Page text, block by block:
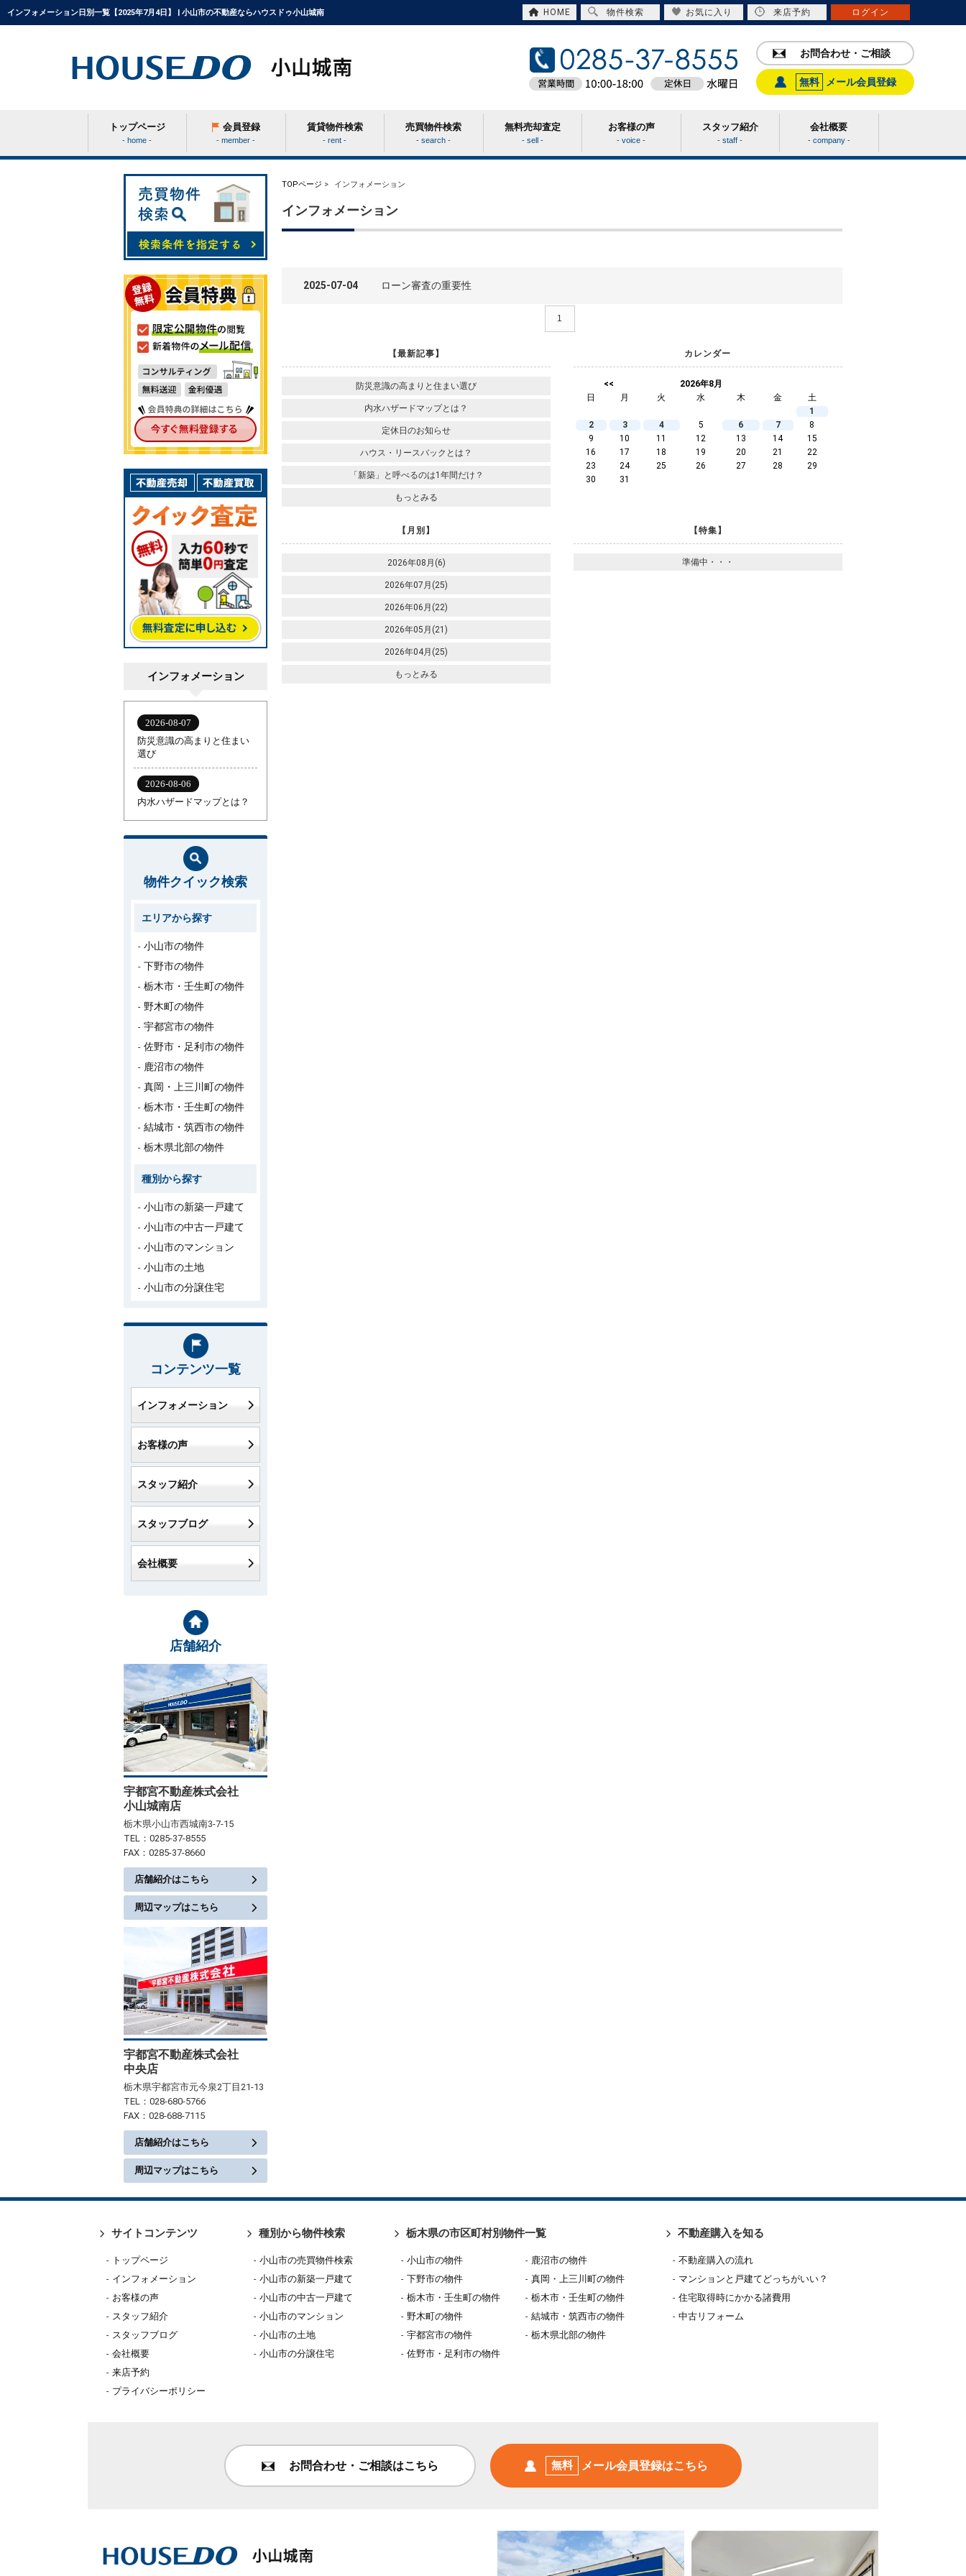
インフォメーション日別一覧【2025年7月4日】 | 小山市の不動産ならハウスドゥ小山城南 HOME 物件検索 お気に入り 来店予約 ログイン
お問合わせ・ご相談
無料 メール会員登録
トップページ
- home -
会員登録
- member -
賃貸物件検索
- rent -
売買物件検索
- search -
条件から探す
学区から探す
町名から探す
無料売却査定
- sell -
お客様の声
- voice -
スタッフ紹介
- staff -
会社概要
- company -
TOPページ > インフォメーション
インフォメーション
2025-07-04 ローン審査の重要性
1
【最新記事】
防災意識の高まりと住まい選び
内水ハザードマップとは？
定休日のお知らせ
ハウス・リースバックとは？
「新築」と呼べるのは1年間だけ？
もっとみる
カレンダー
<<
2026年8月
日
月 火 水 木 金
土
1
2
3 4 5 6 7
8
9
10 11 12 13 14
15
16
17 18 19 20 21
22
23
24 25 26 27 28
29
30
31
【月別】
2026年08月(6)
2026年07月(25)
2026年06月(22)
2026年05月(21)
2026年04月(25)
もっとみる
【特集】
準備中・・・
インフォメーション
物件クイック検索
エリアから探す
小山市の物件
下野市の物件
栃木市・壬生町の物件
野木町の物件
宇都宮市の物件
佐野市・足利市の物件
鹿沼市の物件
真岡・上三川町の物件
栃木市・壬生町の物件
結城市・筑西市の物件
栃木県北部の物件
種別から探す
小山市の新築一戸建て
小山市の中古一戸建て
小山市のマンション
小山市の土地
小山市の分譲住宅
コンテンツ一覧
インフォメーション
お客様の声
スタッフ紹介
スタッフブログ
会社概要
店舗紹介
宇都宮不動産株式会社
小山城南店
栃木県小山市西城南3-7-15
TEL：0285-37-8555
FAX：0285-37-8660
店舗紹介はこちら
周辺マップはこちら
宇都宮不動産株式会社
中央店
栃木県宇都宮市元今泉2丁目21-13
TEL：028-680-5766
FAX：028-688-7115
店舗紹介はこちら
周辺マップはこちら
サイトコンテンツ
トップページ
インフォメーション
お客様の声
スタッフ紹介
スタッフブログ
会社概要
来店予約
プライバシーポリシー
種別から物件検索
小山市の売買物件検索
小山市の新築一戸建て
小山市の中古一戸建て
小山市のマンション
小山市の土地
小山市の分譲住宅
栃木県の市区町村別物件一覧
小山市の物件
下野市の物件
栃木市・壬生町の物件
野木町の物件
宇都宮市の物件
佐野市・足利市の物件
鹿沼市の物件
真岡・上三川町の物件
栃木市・壬生町の物件
結城市・筑西市の物件
栃木県北部の物件
不動産購入を知る
不動産購入の流れ
マンションと戸建てどっちがいい？
住宅取得時にかかる諸費用
中古リフォーム
お問合わせ・ご相談はこちら 無料 メール会員登録はこちら